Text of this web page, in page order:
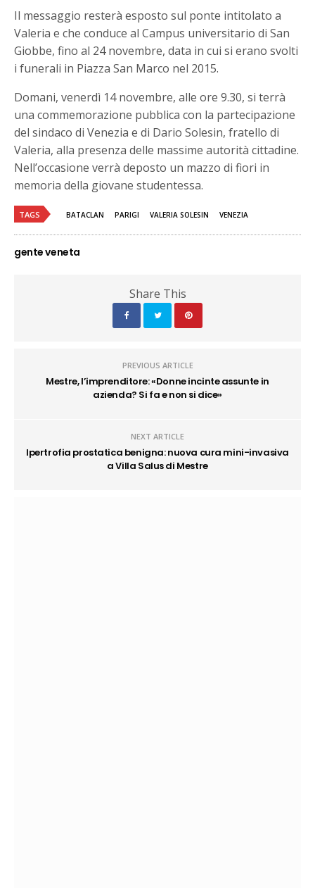
Il messaggio resterà esposto sul ponte intitolato a
Valeria e che conduce al Campus universitario di San
Giobbe, fino al 24 novembre, data in cui si erano svolti
i funerali in Piazza San Marco nel 2015.
Domani, venerdì 14 novembre, alle ore 9.30, si terrà
una commemorazione pubblica con la partecipazione
del sindaco di Venezia e di Dario Solesin, fratello di
Valeria, alla presenza delle massime autorità cittadine.
Nell’occasione verrà deposto un mazzo di fiori in
memoria della giovane studentessa.
TAGS BATACLAN PARIGI VALERIA SOLESIN VENEZIA
gente veneta
Share This
PREVIOUS ARTICLE
Mestre, l’imprenditore: «Donne incinte assunte in
azienda? Si fa e non si dice»
NEXT ARTICLE
Ipertrofia prostatica benigna: nuova cura mini-invasiva
a Villa Salus di Mestre